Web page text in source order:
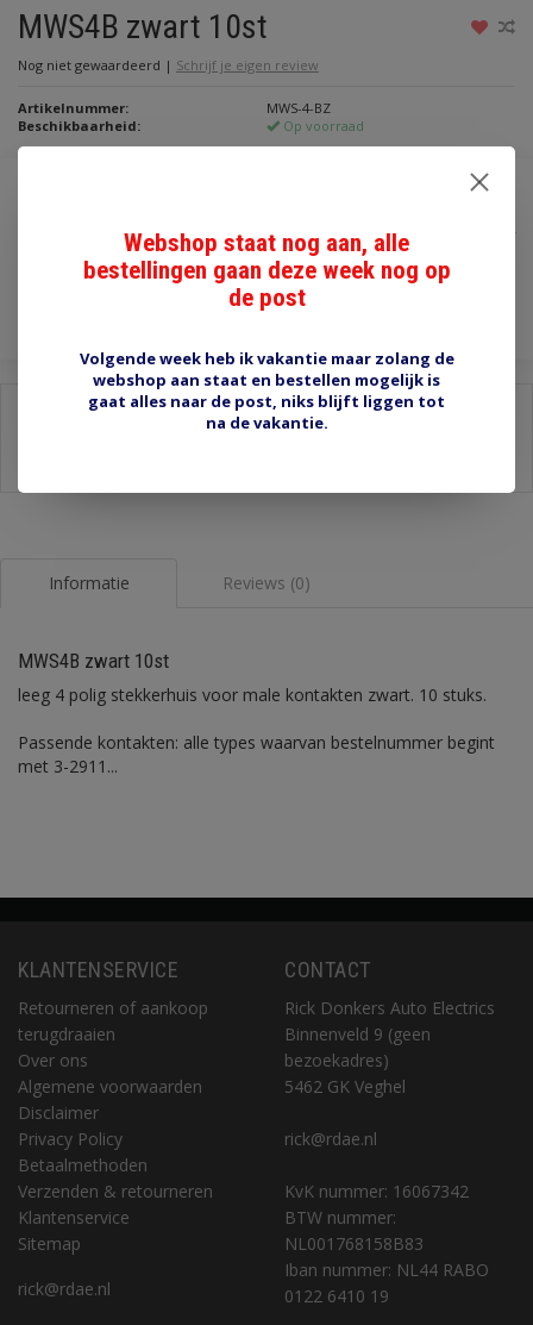
MWS4B zwart 10st
Nog niet gewaardeerd | Schrijf je eigen review
Artikelnummer:
MWS-4-BZ
Beschikbaarheid:
Op voorraad
Toevoegen aan winkelwagen
Informatie Reviews (0)
MWS4B zwart 10st
leeg 4 polig stekkerhuis voor male kontakten zwart. 10 stuks.
Passende kontakten: alle types waarvan bestelnummer begint
met 3-2911...
KLANTENSERVICE
Retourneren of aankoop
terugdraaien
Over ons
Algemene voorwaarden
Disclaimer
Privacy Policy
Betaalmethoden
Verzenden & retourneren
Klantenservice
Sitemap
rick@rdae.nl
CONTACT
Rick Donkers Auto Electrics
Binnenveld 9 (geen
bezoekadres)
5462 GK Veghel
rick@rdae.nl
KvK nummer: 16067342
BTW nummer:
NL001768158B83
Iban nummer: NL44 RABO
0122 6410 19
Webshop staat nog aan, alle
bestellingen gaan deze week nog op
de post
Volgende week heb ik vakantie maar zolang de
webshop aan staat en bestellen mogelijk is
gaat alles naar de post, niks blijft liggen tot
na de vakantie.